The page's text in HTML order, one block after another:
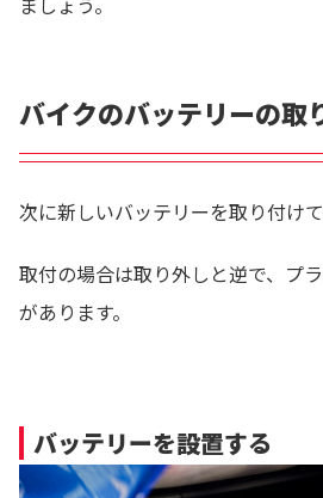
バイクのバッテリーの取
次に新しいバッテリーを取り付けて
取付の場合は取り外しと逆で、プ
があります。
バッテリーを設置する